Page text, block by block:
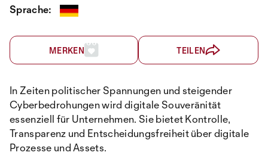
Sprache:
MERKEN TEILEN
In Zeiten politischer Spannungen und steigender
Cyberbedrohungen wird digitale Souveränität
essenziell für Unternehmen. Sie bietet Kontrolle,
Transparenz und Entscheidungsfreiheit über digitale
Prozesse und Assets.